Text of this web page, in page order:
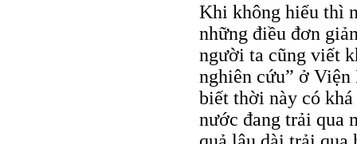
Khi không hiểu thì
những điều đơn
người ta cũng viết
nghiên cứu” ở
biết thời này có
nước đang trải qua